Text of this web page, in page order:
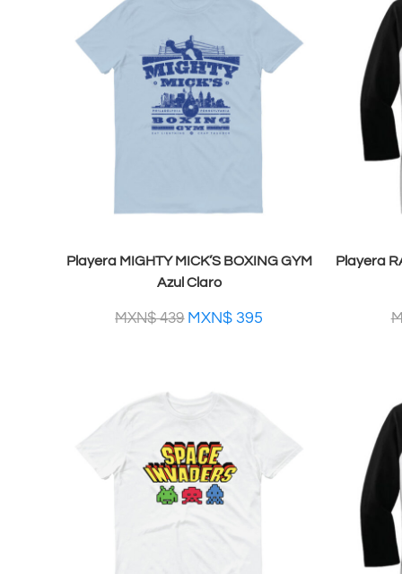
Playera MIGHTY MICK’S BOXING GYM
Azul Claro
MXN$439 MXN$ 395
Playera